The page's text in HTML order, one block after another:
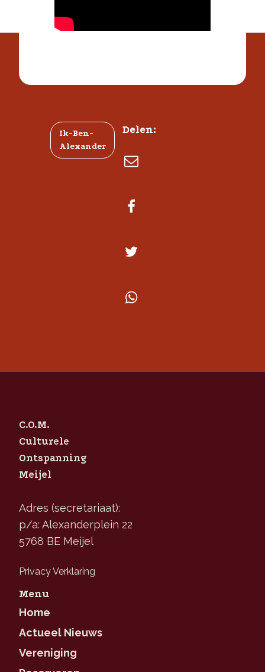
Ik-Ben-
Alexander
Delen:
C.O.M.
Culturele
Ontspanning
Meijel
Adres (secretariaat):
p/a: Alexanderplein 22
5768 BE Meijel
Privacy Verklaring
Menu
Home
Actueel Nieuws
Vereniging